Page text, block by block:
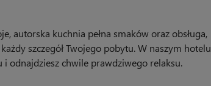
autorska kuchnia pełna smaków oraz obsługa,
szczegół Twojego pobytu. W naszym hotelu
odnajdziesz chwile prawdziwego relaksu.